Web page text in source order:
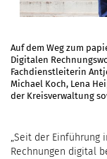
Auf dem Weg zum
Digitalen
Fachdienstleiterin
Michael Koch, Lena
der Kreisverwaltung
„Seit der Einführung
Rechnungen digital